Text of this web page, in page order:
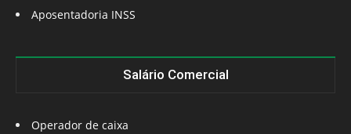
Aposentadoria INSS
Salário Comercial
Operador de caixa